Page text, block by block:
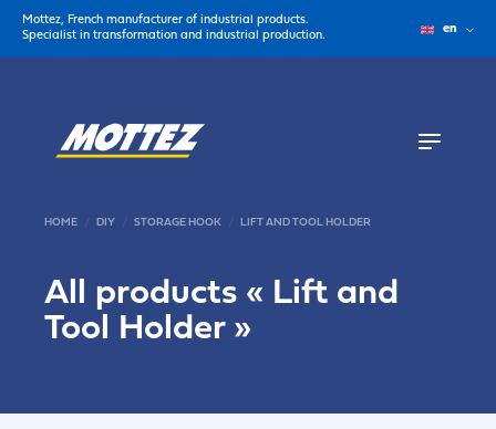
Mottez, French manufacturer of industrial products.
Specialist in transformation and industrial production.
en
HOME DIY STORAGE HOOK LIFT AND TOOL HOLDER
All products « Lift and
Tool Holder»